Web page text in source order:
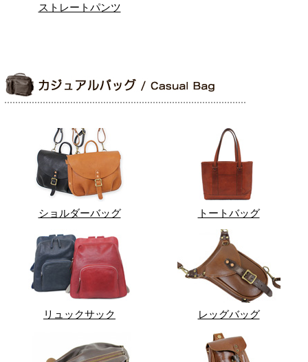
ストレートパンツ
ショルダーバッグ トートバッグ
リュックサック レッグバッグ